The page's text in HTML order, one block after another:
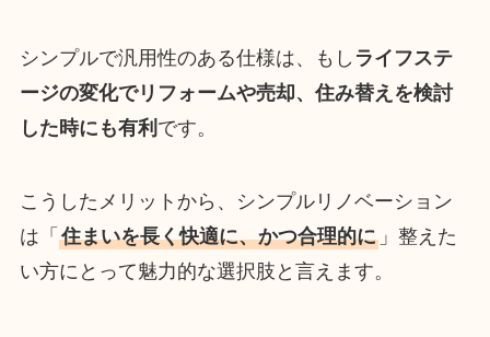
シンプルで汎用性のある仕様は、もし ライフステ
ージの変化でリフォームや売却、住み替えを検討
した時にも有利 です。
こうしたメリットから、シンプルリノベーション
は「 住まいを長く快適に、かつ合理的に」整えた
い方にとって魅力的な選択肢と言えます。